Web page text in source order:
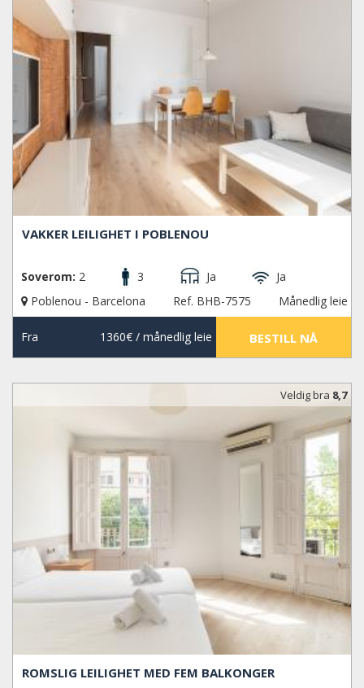
VAKKER LEILIGHET I POBLENOU
Soverom: 2 3 Ja
Ja
Poblenou - Barcelona
Ref. BHB-7575 Månedlig leie
Fra 1360€/ månedlig leie BESTILL NÅ
Veldig bra 8,7
ROMSLIG LEILIGHET MED FEM BALKONGER